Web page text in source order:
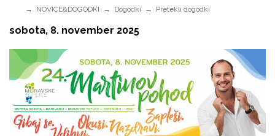
NOVICE&DOGODKI Dogodki Pretekli dogodki
sobota, 8. november 2025